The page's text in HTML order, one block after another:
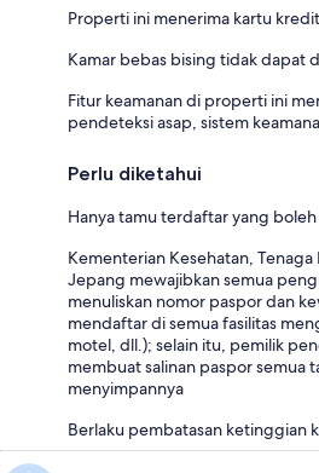
Properti ini menerima kartu
Kamar bebas bising tidak dapat
Fitur keamanan di properti ini
pendeteksi asap, sistem
Perlu diketahui
Hanya tamu terdaftar yang
Kementerian Kesehatan,
Jepang mewajibkan semua
menuliskan nomor paspor dan
mendaftar di semua fasilitas
motel, dll.); selain itu, pemilik
membuat salinan paspor semua
menyimpannya
Berlaku pembatasan ketinggian